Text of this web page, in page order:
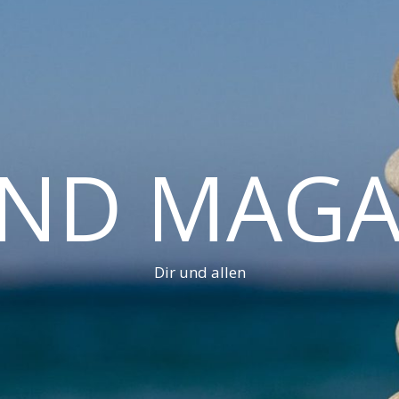
Dir und allen